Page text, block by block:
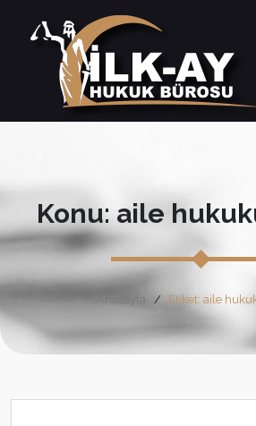
Konu: aile
Anasayfa Etiket: aile